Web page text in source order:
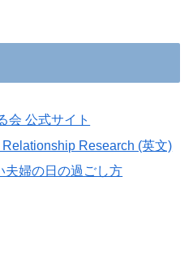
会 公式サイト
Research (英文)
夫婦の日の過ごし方